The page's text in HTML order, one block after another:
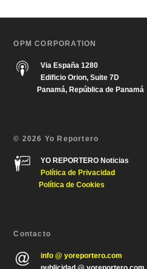
OPM CORPORATION
Via España 1280
Edificio Orion, Suite 7D
Panamá, República de Panamá
© 2026 Yo Reportero
YO REPORTERO Noticias
Política de Privacidad
Política de Cookies
Contacto
info @ yoreportero.com